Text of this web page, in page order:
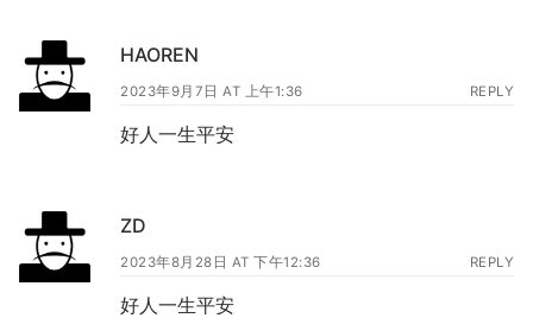
HAOREN
2023年9月7日 AT 上午1:36 REPLY
好人一生平安
ZD
2023年8月28日 AT 下午12:36 REPLY
好人一生平安